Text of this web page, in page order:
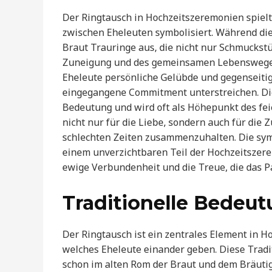
Der Ringtausch in Hochzeitszeremonien
zwischen Eheleuten symbolisiert. Während
Braut Trauringe aus, die nicht nur
Zuneigung und des gemeinsamen
Eheleute persönliche Gelübde und
eingegangene Commitment unterstreichen.
Bedeutung und wird oft als Höhepunkt des
nicht nur für die Liebe, sondern auch für die
schlechten Zeiten zusammenzuhalten. Die
einem unverzichtbaren Teil der
ewige Verbundenheit und die Treue, die das
Traditionelle
Der Ringtausch ist ein zentrales Element in
welches Eheleute einander geben. Diese
schon im alten Rom der Braut und dem